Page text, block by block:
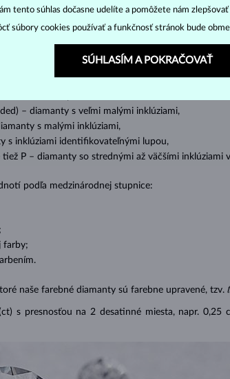
oslnivý lesk. Najobľúbenejší je výbrus guľatý, tzv.
alebo trojboký výbrus s ostrými rohmi,
tzv. inkluzií čiže vnútorných nedokonalostí
– diamanty s veľmi malými inklúziami,
s malými inklúziami,
s inklúziami identifikovateľnými lupou,
tiež P – diamanty so strednými až väčšími inklúziami
podľa medzinárodnej stupnice:
farby;
naše farebné diamanty sú farebne upravené, tzv.
s presnosťou na 2 desatinné miesta, napr. 0,25
tento súhlas dočasne udelíte a pomôžete nám
súbory cookies používať a funkčnosť stránok bude
SÚHLASÍM A POKRAČOVAŤ